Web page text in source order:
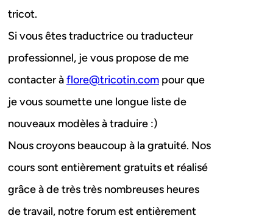
tricot.
Si vous êtes traductrice ou traducteur
professionnel, je vous propose de me
contacter àflore@tricotin.com pour que
je vous soumette une longue liste de
nouveaux modèles à traduire :)
Nous croyons beaucoup à la gratuité. Nos
cours sont entièrement gratuits et réalisé
grâce à de très très nombreuses heures
de travail, notre forum est entièrement